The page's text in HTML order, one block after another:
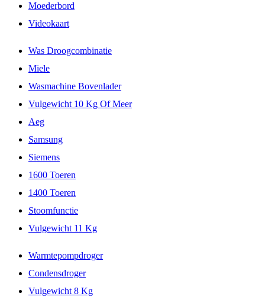
Moederbord
Videokaart
Was Droogcombinatie
Miele
Wasmachine Bovenlader
Vulgewicht 10 Kg Of Meer
Aeg
Samsung
Siemens
1600 Toeren
1400 Toeren
Stoomfunctie
Vulgewicht 11 Kg
Warmtepompdroger
Condensdroger
Vulgewicht 8 Kg